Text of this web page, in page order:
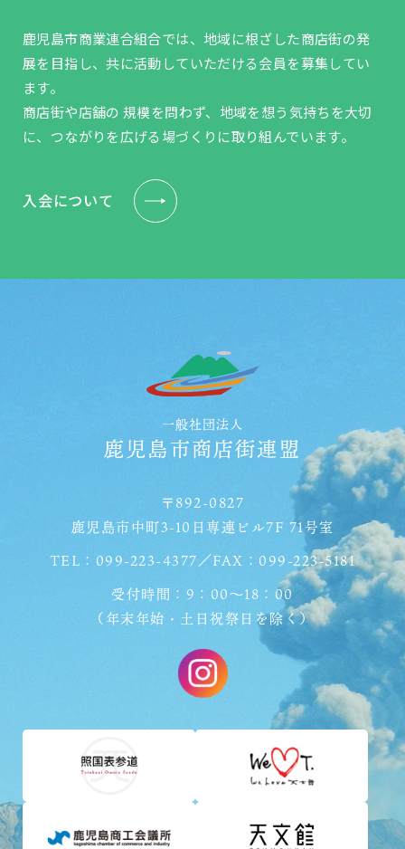
鹿児島市商業連合組合では、地域に根ざした商店街の発
展を目指し、共に活動していただける会員を募集してい
ます。
商店街や店舗の 規模を問わず、地域を想う気持ちを大切
に、つながりを広げる場づくりに取り組んでいます。
入会について
一般社団法人
鹿児島市商店街連盟
〒892-0827
鹿児島市中町3-10日専連ビル7F 71号室
TEL：099-223-4377／FAX：099-223-5181
受付時間：9：00〜18：00
（年末年始・土日祝祭日を除く）